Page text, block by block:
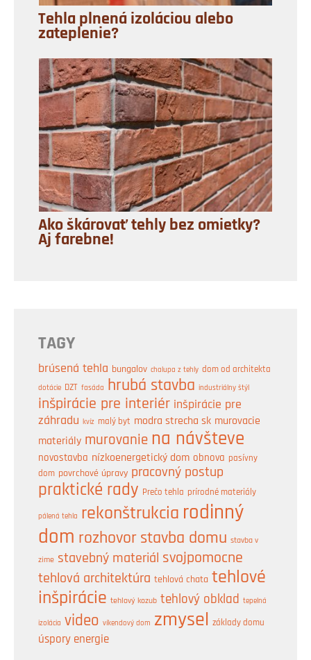
Tehla plnená izoláciou alebo
zateplenie?
Ako škárovať tehly bez omietky?
Aj farebne!
TAGY
brúsená tehla bungalov chalupa z tehly dom od architekta
dotácie DZT fasáda hrubá stavba industriálny štýl
inšpirácie pre interiér inšpirácie pre
záhradu
kvíz malý byt modra strecha sk murovacie
materiály murovanie na návšteve
novostavba nízkoenergetický dom obnova pasívny
dom povrchové úpravy pracovný postup
praktické rady Prečo tehla prírodné materiály
pálená tehla rekonštrukcia rodinný
dom rozhovor stavba domu stavba v
zime stavebný materiál svojpomocne
tehlová architektúra tehlová chata tehlové
inšpirácie tehlový kozub tehlový obklad tepelná
izolácia video víkendový dom zmysel základy domu
úspory energie